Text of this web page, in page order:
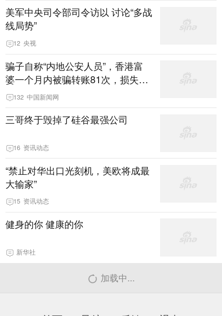
美军中央司令部司令访以 讨论“多战
线局势”
12 央视
骗子自称“内地公安人员”，香港富
婆一个月内被骗转账81次，损失约
6894万港元
132 中国新闻网
三哥终于毁掉了硅谷最强公司
16 资讯动态
“禁止对华出口光刻机，美欧将成最
大输家”
15 资讯动态
健身的你 健康的你
新华社
加载中...